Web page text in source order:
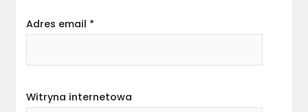
Adres email *
Witryna internetowa